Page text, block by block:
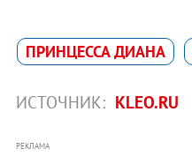
ПРИНЦЕССА ДИАНА
ИСТОЧНИК: KLEO.RU
РЕКЛАМА